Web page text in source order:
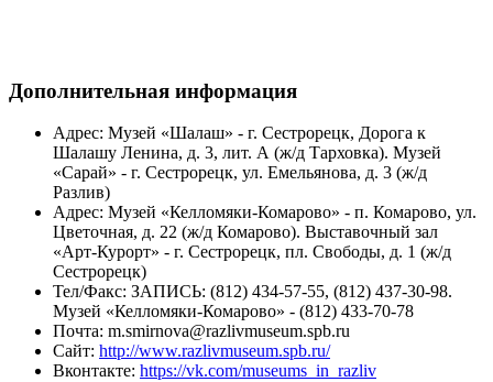
Дополнительная информация
Адрес: Музей «Шалаш» - г. Сестрорецк, Дорога к
Шалашу Ленина, д. 3, лит. А (ж/д Тарховка). Музей
«Сарай» - г. Сестрорецк, ул. Емельянова, д. 3 (ж/д
Разлив)
Адрес: Музей «Келломяки-Комарово» - п. Комарово, ул.
Цветочная, д. 22 (ж/д Комарово). Выставочный зал
«Арт-Курорт» - г. Сестрорецк, пл. Свободы, д. 1 (ж/д
Сестрорецк)
Тел/Факс: ЗАПИСЬ: (812) 434-57-55, (812) 437-30-98.
Музей «Келломяки-Комарово» - (812) 433-70-78
Почта: m.smirnova@razlivmuseum.spb.ru
Сайт: http://www.razlivmuseum.spb.ru/
Вконтакте: https://vk.com/museums_in_razliv